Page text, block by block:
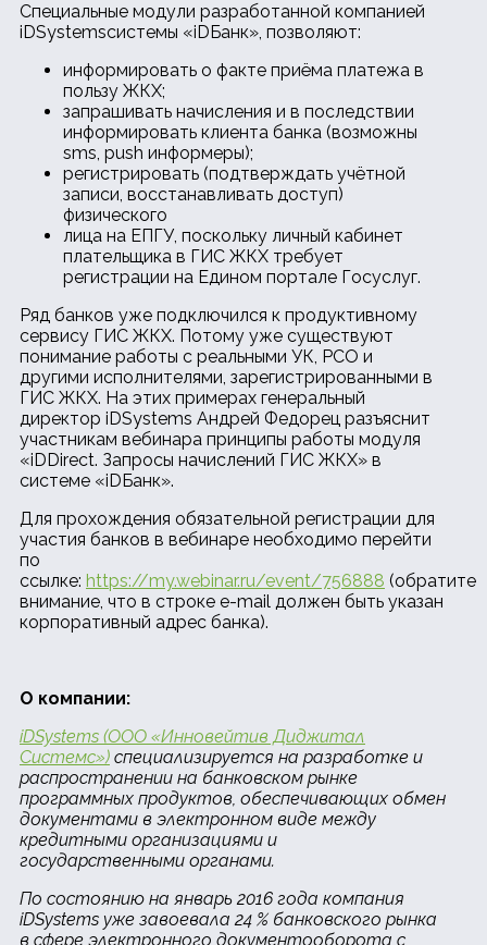
Специальные модули разработанной компанией
iDSystemsсистемы «iDБанк», позволяют:
информировать о факте приёма платежа в
пользу ЖКХ;
запрашивать начисления и в последствии
информировать клиента банка (возможны
sms, push информеры);
регистрировать (подтверждать учётной
записи, восстанавливать доступ)
физического
лица на ЕПГУ, поскольку личный кабинет
плательщика в ГИС ЖКХ требует
регистрации на Едином портале Госуслуг.
Ряд банков уже подключился к продуктивному
сервису ГИС ЖКХ. Потому уже существуют
понимание работы с реальными УК, РСО и
другими исполнителями, зарегистрированными в
ГИС ЖКХ. На этих примерах генеральный
директор iDSystems Андрей Федорец разъяснит
участникам вебинара принципы работы модуля
«iDDirect. Запросы начислений ГИС ЖКХ» в
системе «iDБанк».
Для прохождения обязательной регистрации для
участия банков в вебинаре необходимо перейти
по
ссылке: https://my.webinar.ru/event/756888 (обратите
внимание, что в строке e-mail должен быть указан
корпоративный адрес банка).
О компании:
iDSystems (ООО «Инновейтив Диджитал
Системс») специализируется на разработке и
распространении на банковском рынке
программных продуктов, обеспечивающих обмен
документами в электронном виде между
кредитными организациями и
государственными органами.
По состоянию на январь 2016 года компания
iDSystems уже завоевала 24 % банковского рынка
в сфере электронного документооборота с